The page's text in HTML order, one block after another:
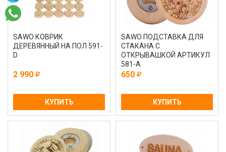
SAWO КОВРИК
ДЕРЕВЯННЫЙ НА ПОЛ 591-
D
2 990
КУПИТЬ
SAWO ПОДСТАВКА ДЛЯ
СТАКАНА С
ОТКРЫВАШКОЙ АРТИКУЛ
581-A
650
КУПИТЬ